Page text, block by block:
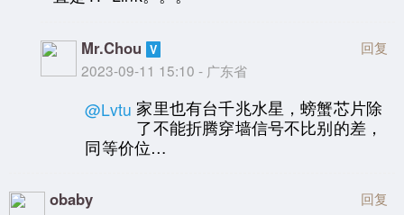
Mr.Chou
2023-09-11 15:10 - 广东省
回复
@Lvtu 家里也有台千兆水星，螃蟹芯片除
了不能折腾穿墙信号不比别的差，
同等价位…
obaby 回复